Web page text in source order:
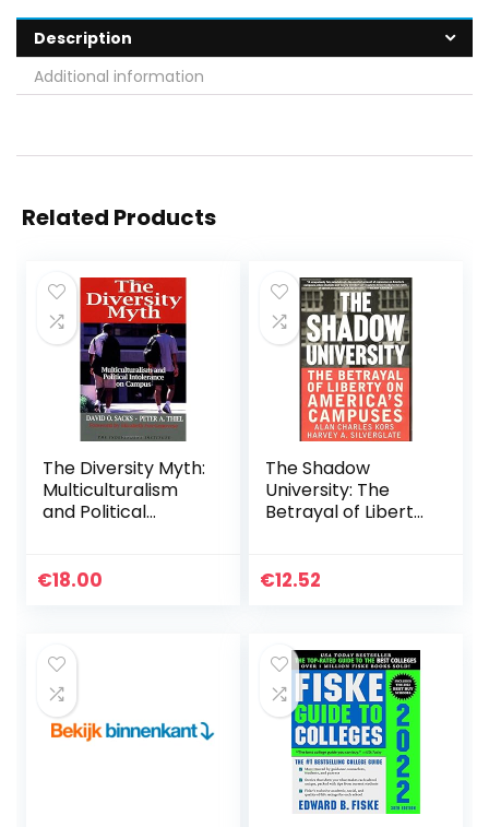
Description
Additional information
Related Products
The Diversity Myth:
Multiculturalism
and Political
€18.00
The Shadow
University: The
Betrayal of Liberty
€12.52